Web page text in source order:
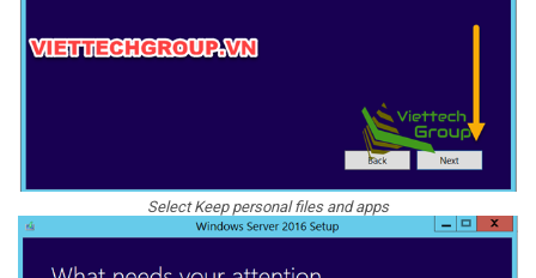
Select Keep personal files and apps